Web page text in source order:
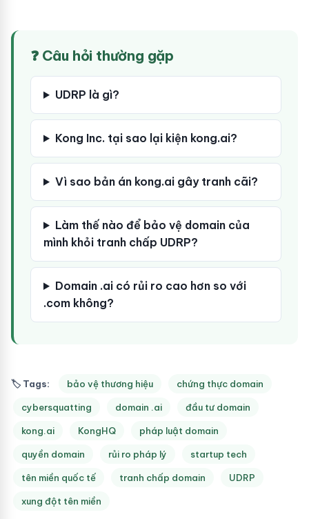
❓ Câu hỏi thường gặp
UDRP là gì?
Kong Inc. tại sao lại kiện kong.ai?
Vì sao bản án kong.ai gây tranh cãi?
Làm thế nào để bảo vệ domain của
mình khỏi tranh chấp UDRP?
Domain .ai có rủi ro cao hơn so với
.com không?
🏷 Tags: bảo vệ thương hiệu chứng thực domain
cybersquatting domain .ai đầu tư domain
kong.ai KongHQ pháp luật domain
quyền domain rủi ro pháp lý startup tech
tên miền quốc tế tranh chấp domain UDRP
xung đột tên miền